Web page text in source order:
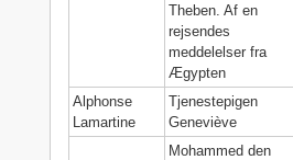
Theben. Af en
rejsendes
meddelelser fra
Ægypten
Alphonse
Lamartine
Tjenestepigen
Geneviève
Mohammed den